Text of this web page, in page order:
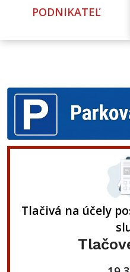
PODNIKATEĽ
Tlačivá na účely